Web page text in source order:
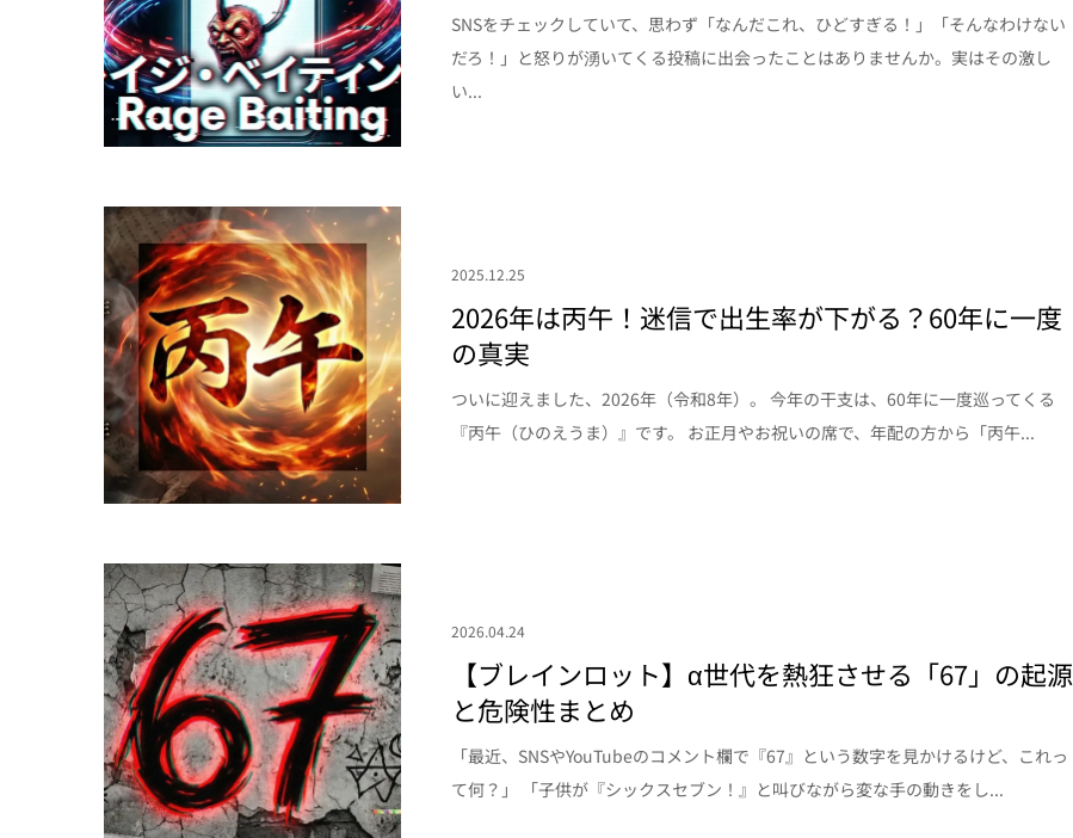
SNSをチェックしていて、思わず「なんだこれ、ひどすぎる！」「そんなわけない
だろ！」と怒りが湧いてくる投稿に出会ったことはありませんか。実はその激し
い...
2025.12.25
2026年は丙午！迷信で出生率が下がる？60年に一度
の真実
ついに迎えました、2026年（令和8年）。 今年の干支は、60年に一度巡ってくる
『丙午（ひのえうま）』です。 お正月やお祝いの席で、年配の方から「丙午...
2026.04.24
【ブレインロット】α世代を熱狂させる「67」の起源
と危険性まとめ
「最近、SNSやYouTubeのコメント欄で『67』という数字を見かけるけど、これっ
て何？」 「子供が『シックスセブン！』と叫びながら変な手の動きをし...